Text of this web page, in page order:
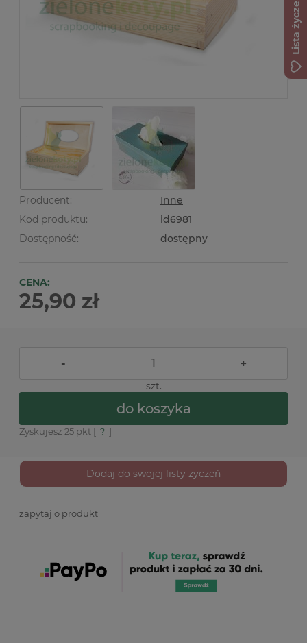
Producent:
Inne
Kod produktu:
id6981
Dostępność:
dostępny
CENA:
25,90 zł
- +
szt.
do koszyka
Zyskujesz 25 pkt [ ? ]
Dodaj do swojej listy życzeń
zapytaj o produkt
Lista życzeń